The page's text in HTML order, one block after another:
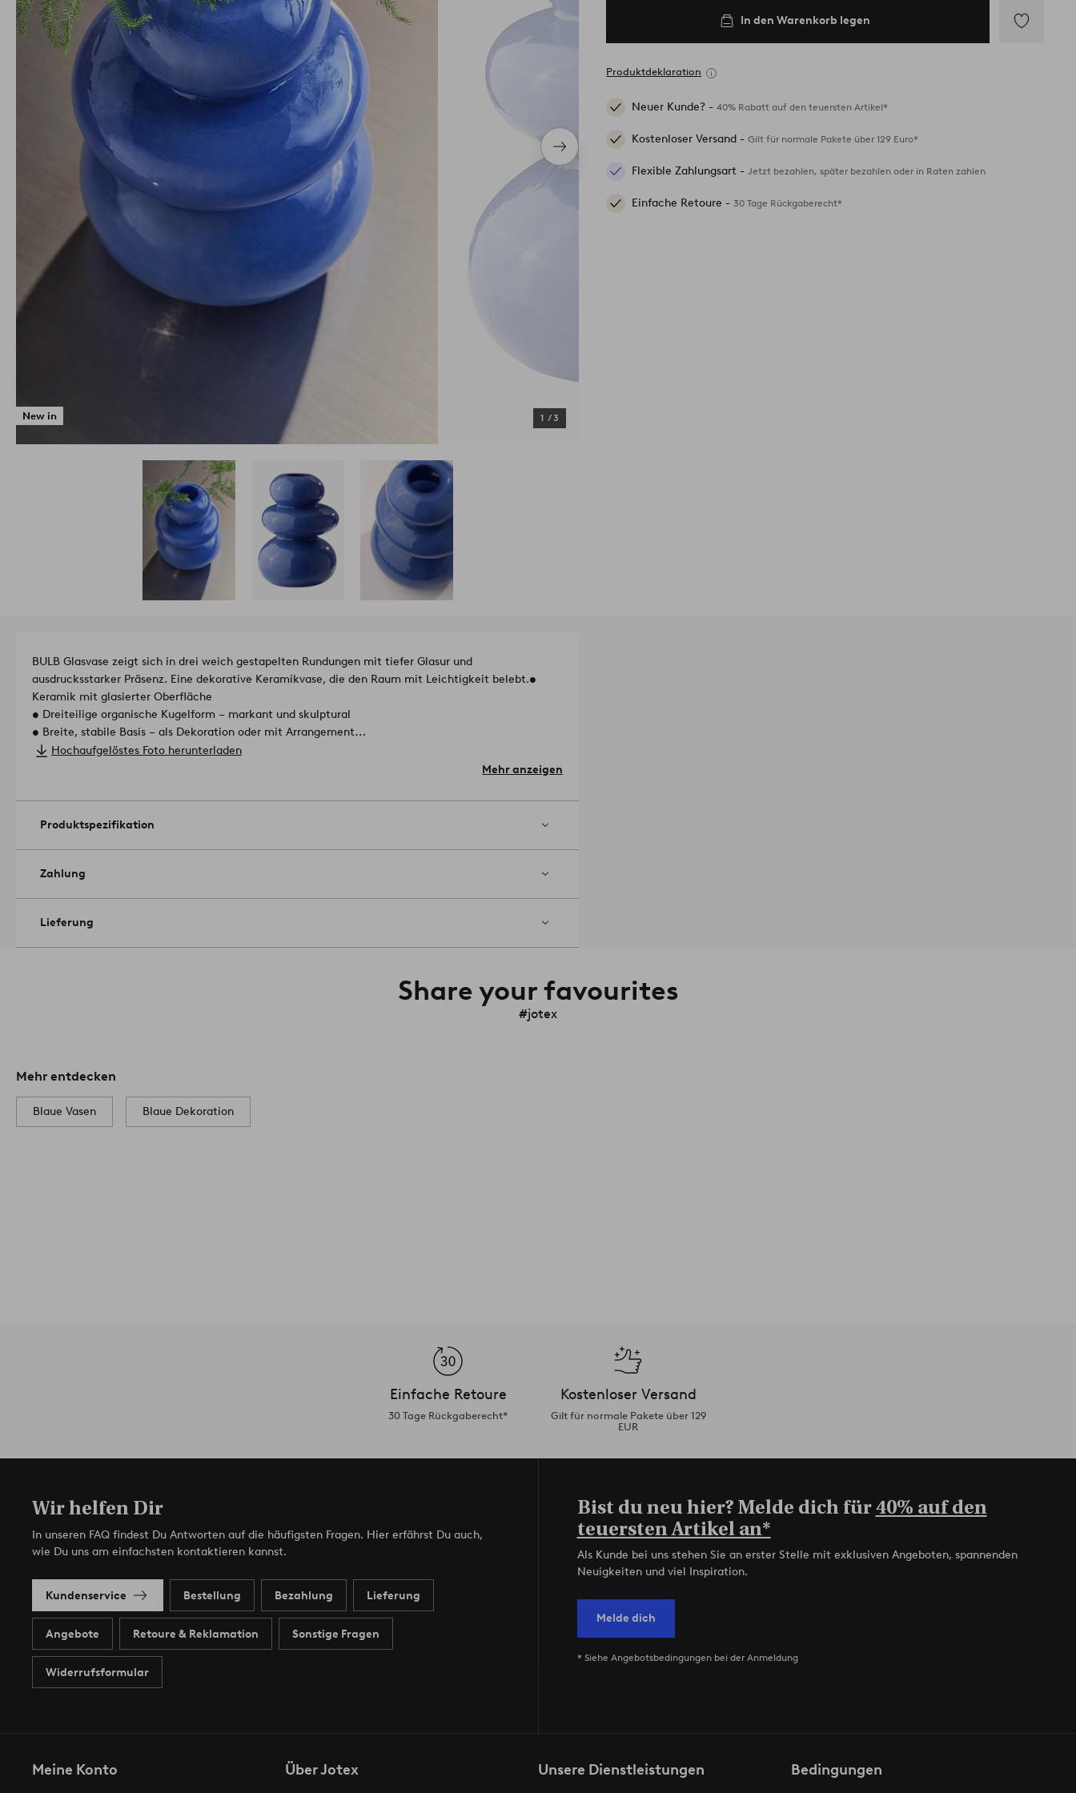
Nächstes
Produkt
New in 1 /3
In den Warenkorb legen
Produktdeklaration
Neuer Kunde? -40% Rabatt auf den teuersten Artikel*
Kostenloser Versand -Gilt für normale Pakete über 129 Euro*
Flexible Zahlungsart -Jetzt bezahlen, später bezahlen oder in Raten zahlen
Einfache Retoure -30 Tage Rückgaberecht*
BULB Glasvase zeigt sich in drei weich gestapelten Rundungen mit tiefer Glasur und
ausdrucksstarker Präsenz. Eine dekorative Keramikvase, die den Raum mit Leichtigkeit belebt.•
Keramik mit glasierter Oberfläche
• Dreiteilige organische Kugelform – markant und skulptural
• Breite, stabile Basis – als Dekoration oder mit Arrangement
• Größeres Format – ideal für Boden, Konsole und Esstisch
Größe: Höhe 14.5 cm, ø 10.7 cm.
Breite: 11 cm.Pflegehinweise: Mit einem leicht feuchten Tuch abwischen.
Artikelnummer: 2288177-01-
Hochaufgelöstes Foto herunterladen
Mehr anzeigen
Produktspezifikation
Zahlung
Lieferung
Share your favourites
#jotex
Mehr entdecken
Blaue Vasen Blaue Dekoration
Einfache Retoure
30 Tage Rückgaberecht*
Kostenloser Versand
Gilt für normale Pakete über 129
EUR
Wir helfen Dir
In unseren FAQ findest Du Antworten auf die häufigsten Fragen. Hier erfährst Du auch,
wie Du uns am einfachsten kontaktieren kannst.
Kundenservice Bestellung Bezahlung Lieferung
Angebote Retoure & Reklamation Sonstige Fragen
Widerrufsformular
Bist du neu hier? Melde dich für40% auf den
teuersten Artikel an*
Als Kunde bei uns stehen Sie an erster Stelle mit exklusiven Angeboten, spannenden
Neuigkeiten und viel Inspiration.
Melde dich
* Siehe Angebotsbedingungen bei der Anmeldung
Meine Konto Über Jotex Unsere Dienstleistungen Bedingungen